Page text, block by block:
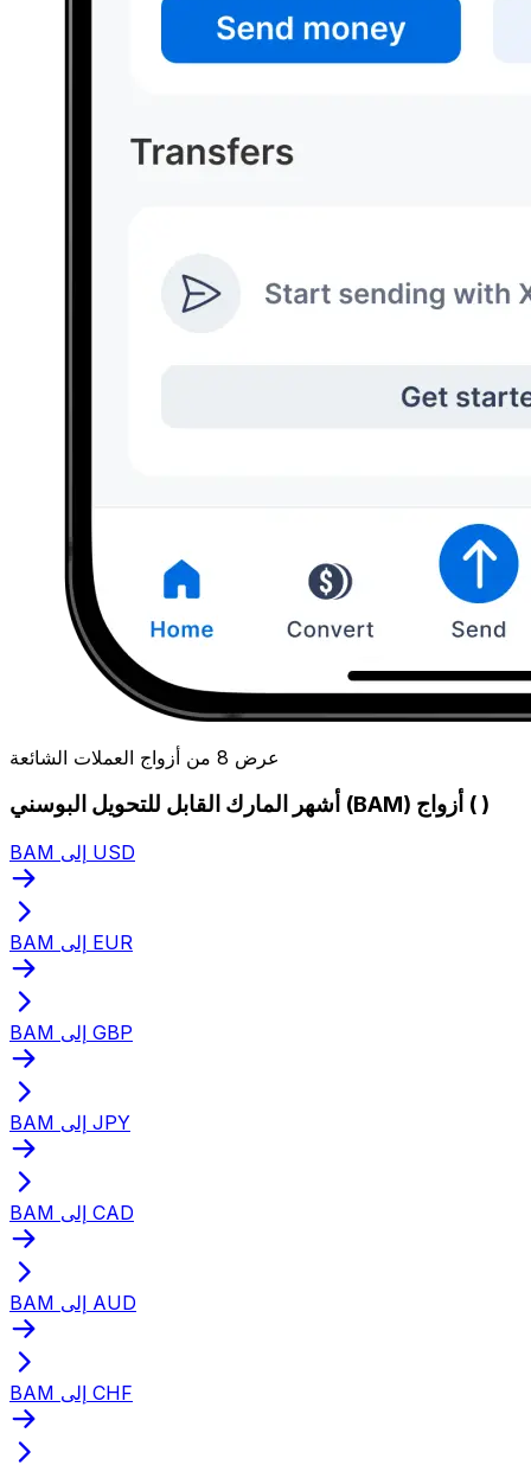
عرض 8 من أزواج العملات الشائعة
أشهر المارك القابل للتحويل البوسني (BAM) أزواج ( )
BAM إلى USD
BAM إلى EUR
BAM إلى GBP
BAM إلى JPY
BAM إلى CAD
BAM إلى AUD
BAM إلى CHF